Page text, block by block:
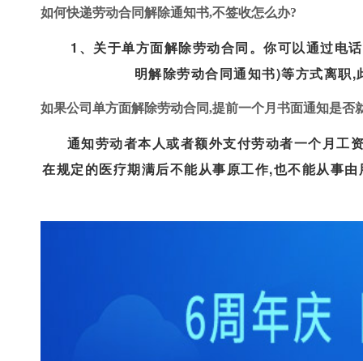
如何快递劳动合同解除通知书,不签收怎么办?
1、关于单方面解除劳动合同。你可以通过电
明解除劳动合同通知书)等方式离职
如果公司单方面解除劳动合同,提前一个月书面通知是否
通知劳动者本人或者额外支付劳动者一个月工
在规定的医疗期满后不能从事原工作,也不能从事